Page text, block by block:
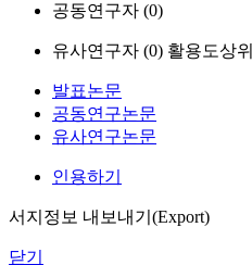
공동연구자 (0)
유사연구자 (0) 활용도상
발표논문
공동연구논문
유사연구논문
인용하기
서지정보 내보내기(Export)
닫기